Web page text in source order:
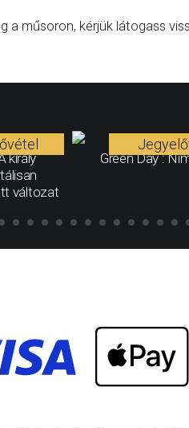
a műsoron, kérjük látogass
király
változat
Green Day :